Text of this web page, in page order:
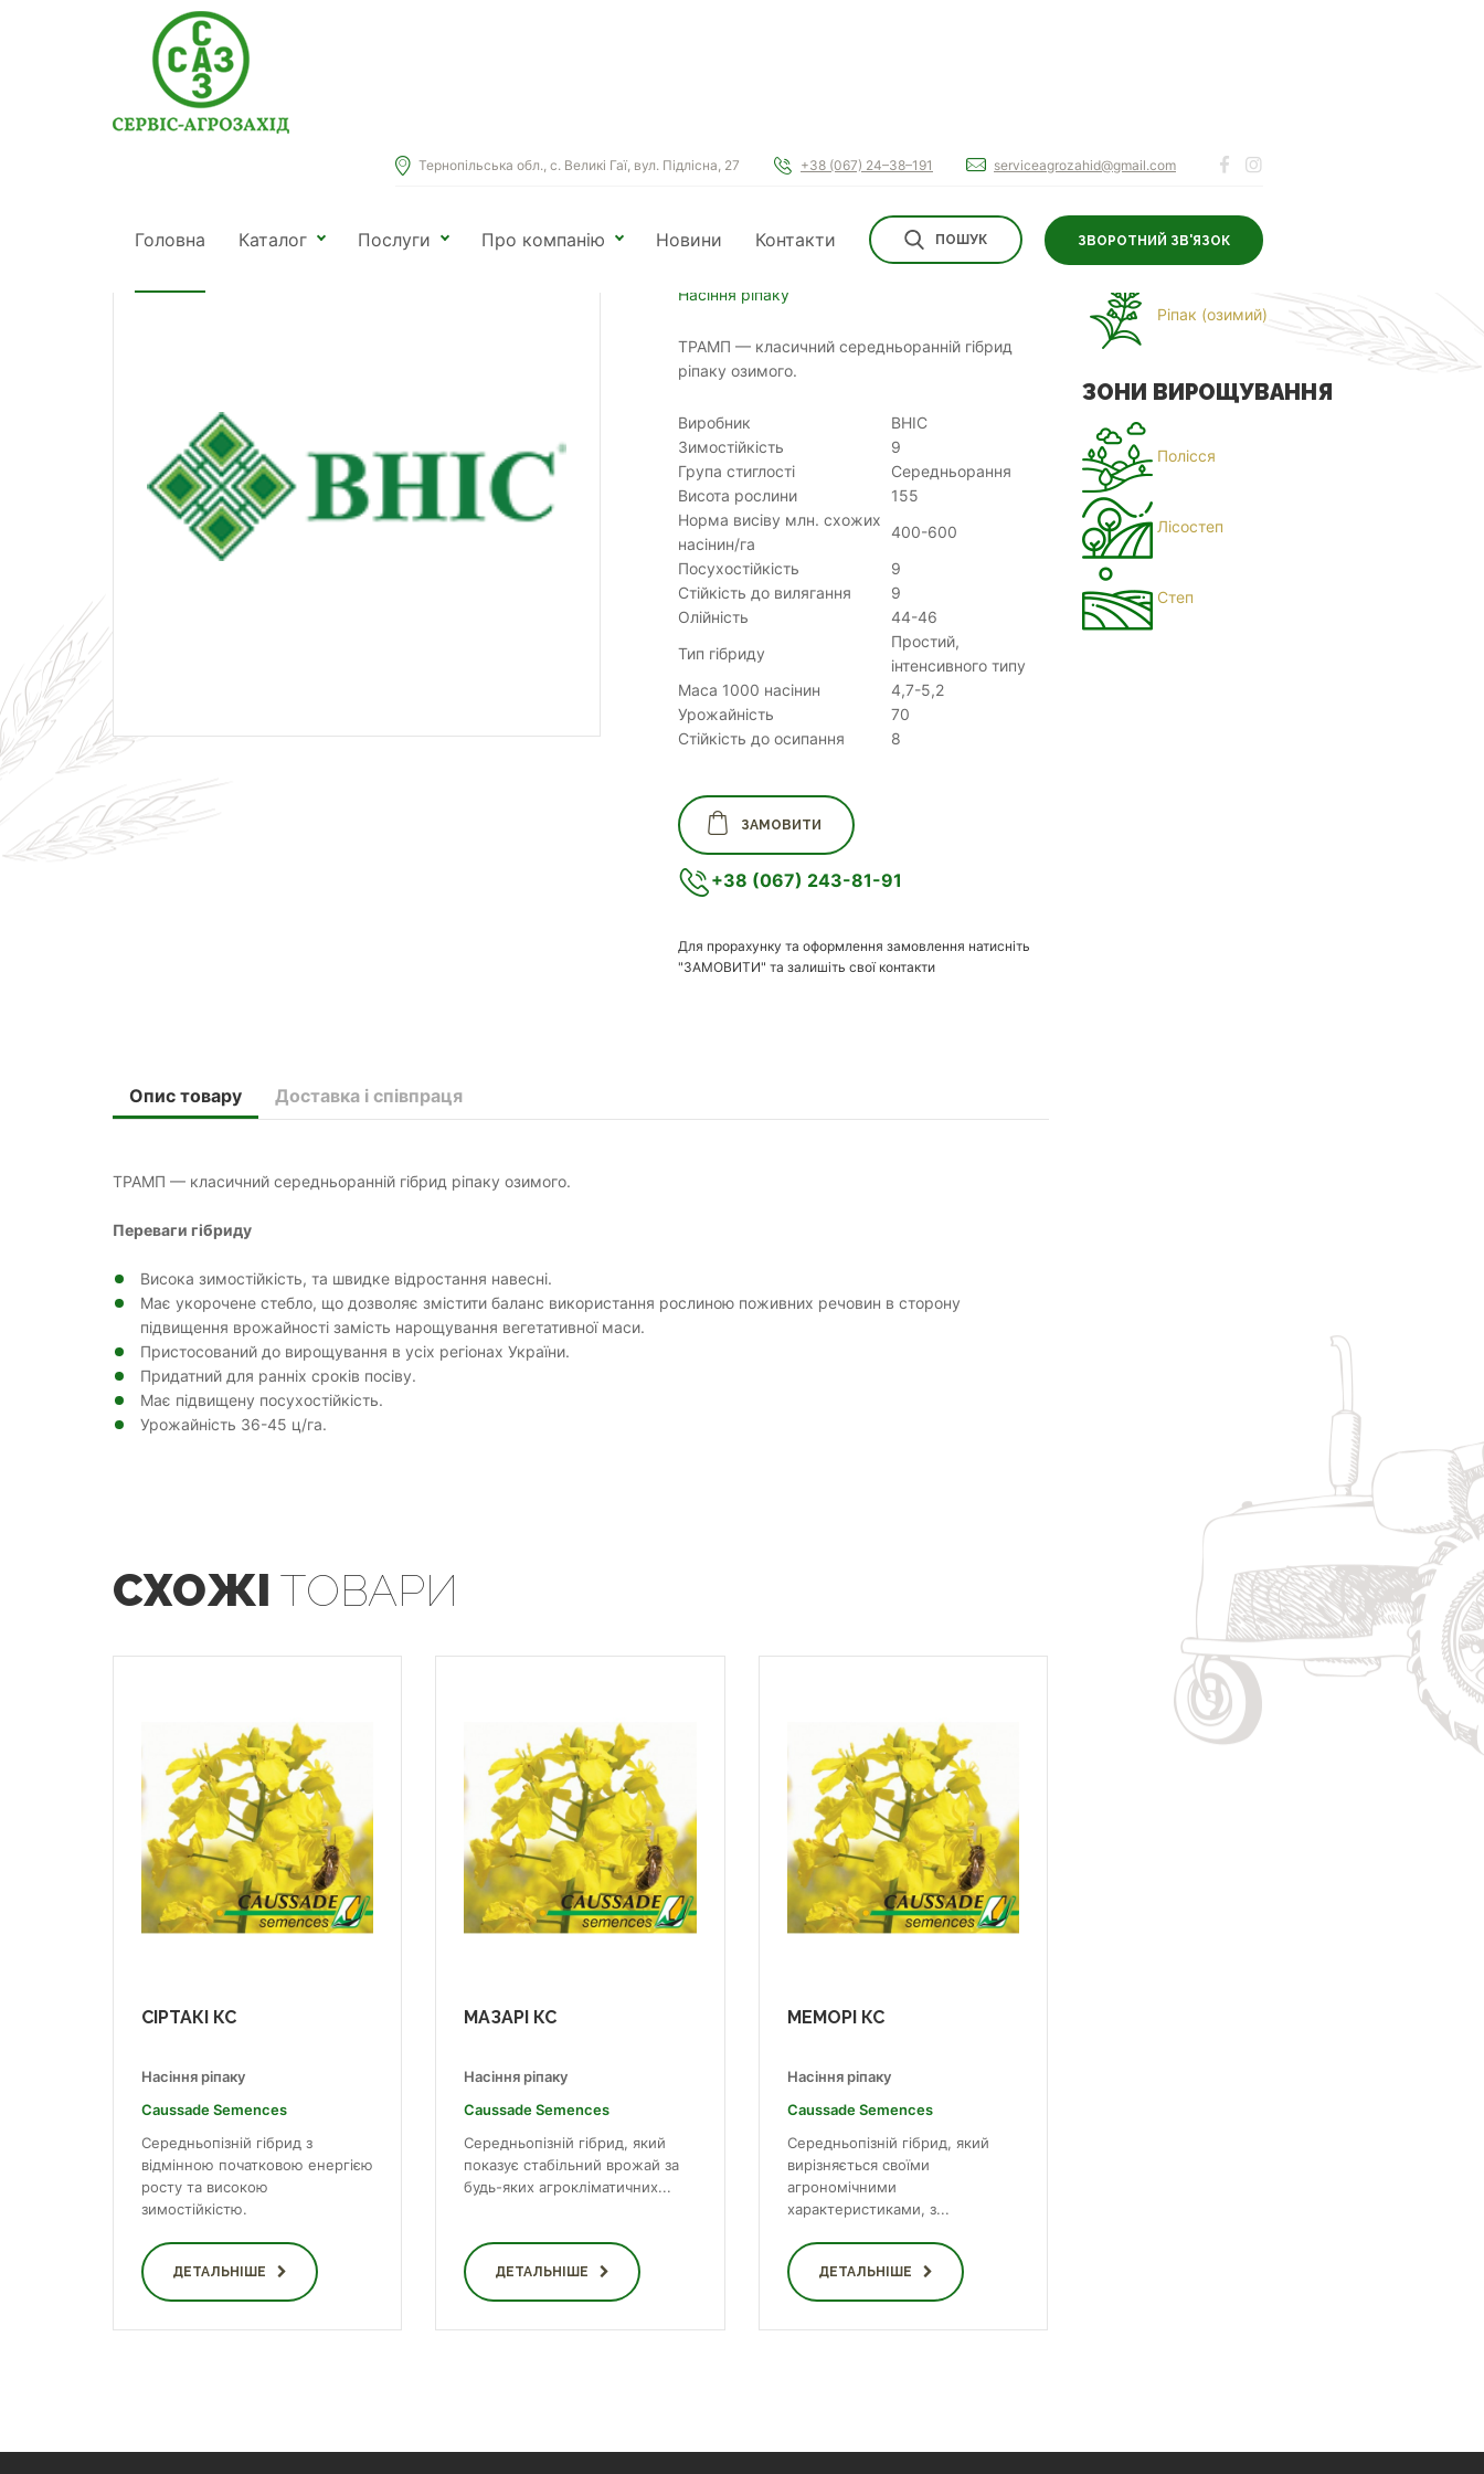
Головна Каталог Послуги Про компанію Новини Контакти ПОШУК ЗВОРОТНИЙ ЗВ'ЯЗОК
Тернопільська обл., с. Великі Гаї, вул. Підлісна, 27 +38 (067) 24–38–191 serviceagrozahid@gmail.com
ТРАМП
Насіння ріпаку
ТРАМП — класичний середньоранній гібрид
ріпаку озимого.
Виробник
ВНІС
Зимостійкість
9
Група стиглості
Середньорання
Висота рослини
155
Норма висіву млн. схожих
насінин/га
400-600
Посухостійкість
9
Стійкість до вилягання
9
Олійність
44-46
Тип гібриду
Простий,
інтенсивного типу
Маса 1000 насінин
4,7-5,2
Урожайність
70
Стійкість до осипання
8
ЗАМОВИТИ
+38 (067) 243-81-91
Для прорахунку та оформлення замовлення натисніть
"ЗАМОВИТИ" та залишіть свої контакти
ДЛЯ КУЛЬТУР
Ріпак (озимий)
ЗОНИ ВИРОЩУВАННЯ
Полісся
Лісостеп
Степ
Опис товару Доставка і співпраця
ТРАМП — класичний середньоранній гібрид ріпаку озимого.
Переваги гібриду
Висока зимостійкість, та швидке відростання навесні.
Має укорочене стебло, що дозволяє змістити баланс використання рослиною поживних речовин в сторону
підвищення врожайності замість нарощування вегетативної маси.
Пристосований до вирощування в усіх регіонах України.
Придатний для ранніх сроків посіву.
Має підвищену посухостійкість.
Урожайність 36-45 ц/га.
СХОЖІ ТОВАРИ
СІРТАКІ КС
Насіння ріпаку
Caussade Semences
Середньопізній гібрид з
відмінною початковою енергією
росту та високою
зимостійкістю.
ДЕТАЛЬНІШЕ
МАЗАРІ КС
Насіння ріпаку
Caussade Semences
Середньопізній гібрид, який
показує стабільний врожай за
будь-яких агрокліматичних...
ДЕТАЛЬНІШЕ
МЕМОРІ КС
Насіння ріпаку
Caussade Semences
Середньопізній гібрид, який
вирізняється своїми
агрономічними
характеристиками, з...
ДЕТАЛЬНІШЕ